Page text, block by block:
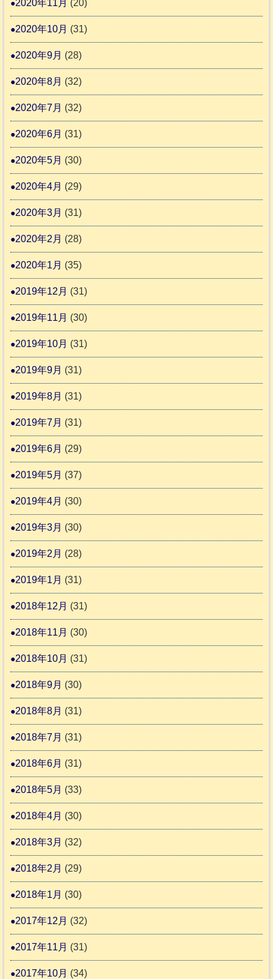
2020年11月 (20)
2020年10月 (31)
2020年9月 (28)
2020年8月 (32)
2020年7月 (32)
2020年6月 (31)
2020年5月 (30)
2020年4月 (29)
2020年3月 (31)
2020年2月 (28)
2020年1月 (35)
2019年12月 (31)
2019年11月 (30)
2019年10月 (31)
2019年9月 (31)
2019年8月 (31)
2019年7月 (31)
2019年6月 (29)
2019年5月 (37)
2019年4月 (30)
2019年3月 (30)
2019年2月 (28)
2019年1月 (31)
2018年12月 (31)
2018年11月 (30)
2018年10月 (31)
2018年9月 (30)
2018年8月 (31)
2018年7月 (31)
2018年6月 (31)
2018年5月 (33)
2018年4月 (30)
2018年3月 (32)
2018年2月 (29)
2018年1月 (30)
2017年12月 (32)
2017年11月 (31)
2017年10月 (34)